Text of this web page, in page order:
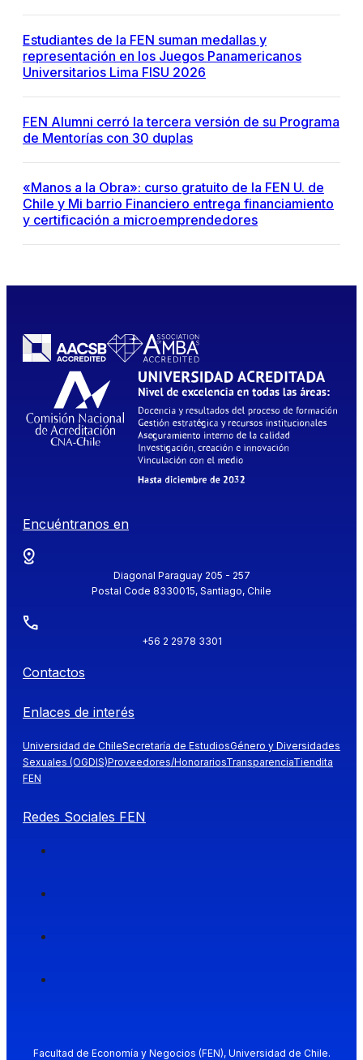
Estudiantes de la FEN suman medallas y
representación en los Juegos Panamericanos
Universitarios Lima FISU 2026
FEN Alumni cerró la tercera versión de su Programa
de Mentorías con 30 duplas
«Manos a la Obra»: curso gratuito de la FEN U. de
Chile y Mi barrio Financiero entrega financiamiento
y certificación a microemprendedores
Encuéntranos en
Diagonal Paraguay 205 - 257
Postal Code 8330015, Santiago, Chile
+56 2 2978 3301
Contactos
Enlaces de interés
Universidad de ChileSecretaría de EstudiosGénero y Diversidades
Sexuales (OGDIS)Proveedores/HonorariosTransparenciaTiendita
FEN
Redes Sociales FEN
Facultad de Economía y Negocios (FEN), Universidad de Chile.